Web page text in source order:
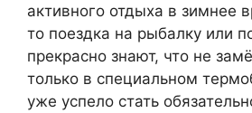
активного отдыха в зимнее
то поездка на рыбалку или
прекрасно знают, что не
только в специальном
уже успело стать